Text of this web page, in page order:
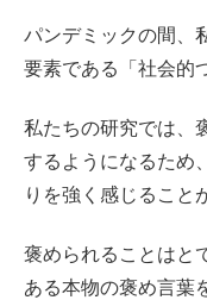
パンデミックの間、
要素である「社会的
私たちの研究では、
するようになるため
りを強く感じること
褒められることはと
ある本物の褒め言葉